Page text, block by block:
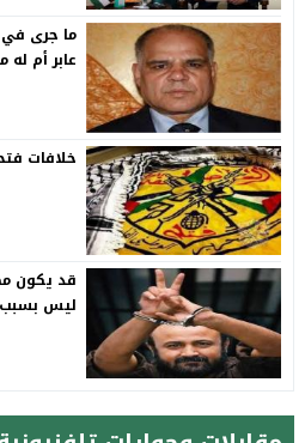
ما جرى في
عابر أم له
خلافات
قد يكون
ليس بسبب